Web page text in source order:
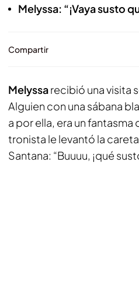
Melyssa: “¡Vaya susto
Compartir
Melyssarecibió una visita
Alguien con una sábana
a por ella, era un
tronista le levantó la
Santana: “Buuuu, ¡qué